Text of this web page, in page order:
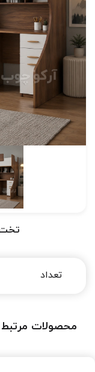
تخت
محصولات مرتبط